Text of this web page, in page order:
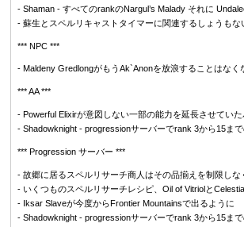
- Shaman - すべてのrankのNargul’s Malady それに
- 蘇生とスペルリキャストタイマーに関連するしょうもな
*** NPC ***
- Maldeny GredlongがもうAk`Anonを放浪することはなく
*** AA ***
- Powerful Elixirが意図しない一部の能力を延長させてい
- Shadowknight - progressionサーバーでrank 3から15ま
*** Progression サーバー ***
- 故郷に居るスペルリサーチ商人はその品揃えを制限しな
- いくつものスペルリサーチレシピ、Oil of Vitriolと
- Iksar Slaveが今度からFrontier Mountainsで出るように
- Shadowknight - progressionサーバーでrank 3から15ま